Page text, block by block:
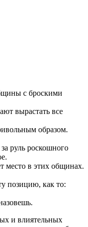
с броскими
вырастать все
образом.
руль роскошного
место в этих общинах.
позицию, как то:
и влиятельных